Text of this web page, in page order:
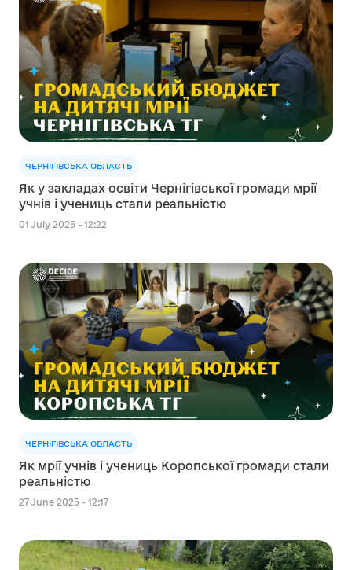
ЧЕРНІГІВСЬКА ОБЛАСТЬ
Як у закладах освіти Чернігівської громади мрії
учнів і учениць стали реальністю
01 July 2025 - 12:22
ЧЕРНІГІВСЬКА ОБЛАСТЬ
Як мрії учнів і учениць Коропської громади стали
реальністю
27 June 2025 - 12:17